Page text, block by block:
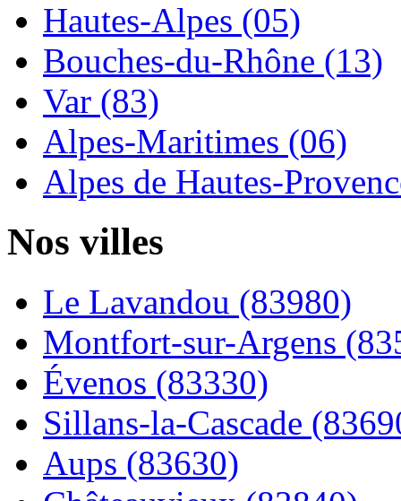
Hautes-Alpes (05)
Bouches-du-Rhône (13)
Var (83)
Alpes-Maritimes (06)
Alpes de Hautes-
Nos villes
Le Lavandou (83980)
Montfort-sur-Argens
Évenos (83330)
Sillans-la-Cascade
Aups (83630)